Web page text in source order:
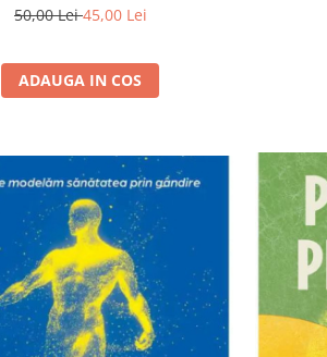
50,00 Lei45,00 Lei
ADAUGA IN COS